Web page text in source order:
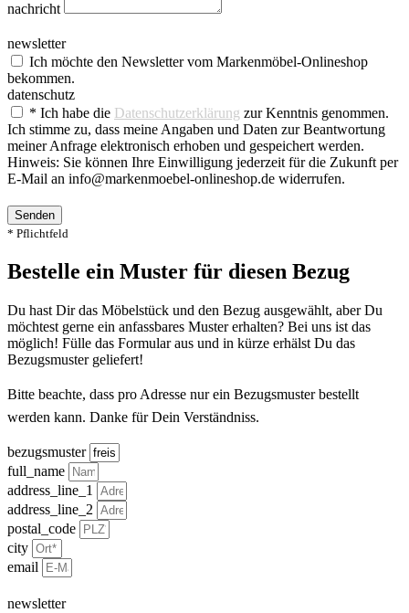
nachricht
newsletter
Ich möchte den Newsletter vom Markenmöbel-Onlineshop
bekommen.
datenschutz
* Ich habe die Datenschutzerklärung zur Kenntnis genommen.
Ich stimme zu, dass meine Angaben und Daten zur Beantwortung
meiner Anfrage elektronisch erhoben und gespeichert werden.
Hinweis: Sie können Ihre Einwilligung jederzeit für die Zukunft per
E-Mail an info@markenmoebel-onlineshop.de widerrufen.
Senden
* Pflichtfeld
Bestelle ein Muster für diesen Bezug
Du hast Dir das Möbelstück und den Bezug ausgewählt, aber Du
möchtest gerne ein anfassbares Muster erhalten? Bei uns ist das
möglich! Fülle das Formular aus und in kürze erhälst Du das
Bezugsmuster geliefert!
Bitte beachte, dass pro Adresse nur ein Bezugsmuster bestellt
werden kann. Danke für Dein Verständniss.
bezugsmuster
full_name
address_line_1
address_line_2
postal_code
city
email
newsletter